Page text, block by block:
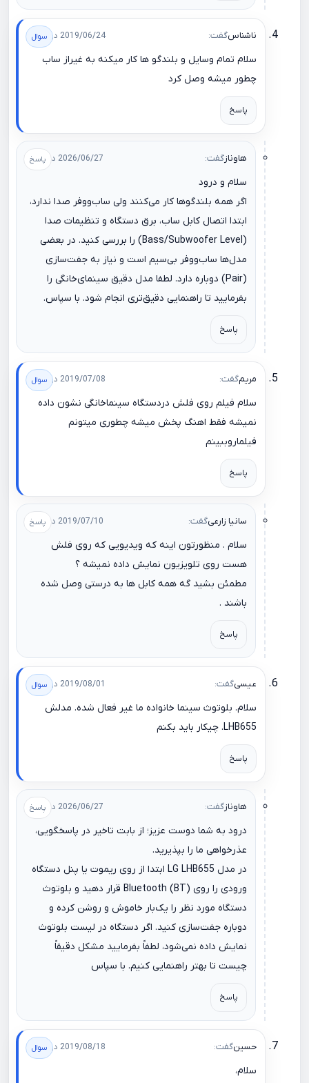
ناشناسگفت: 2019/06/24 در 13:41
سلام تمام وسايل و بلندگو ها كار ميكنه به غيراز ساب
چطور ميشه وصل كرد
پاسخ
هاونازگفت: 2026/06/27 در 13:11
سلام و درود
اگر همه بلندگوها کار می‌کنند ولی ساب‌ووفر صدا ندارد،
ابتدا اتصال کابل ساب، برق دستگاه و تنظیمات صدا
(Bass/Subwoofer Level) را بررسی کنید. در بعضی
مدل‌ها ساب‌ووفر بی‌سیم است و نیاز به جفت‌سازی
(Pair) دوباره دارد. لطفا مدل دقیق سینمای‌خانگی را
بفرمایید تا راهنمایی دقیق‌تری انجام شود. با سپاس.
پاسخ
مریمگفت: 2019/07/08 در 14:06
سلام فیلم روی فلش دردستگاه سینماخانگی نشون داده
نمیشه فقط اهنگ پخش میشه چطوری میتونم
فیلماروببینم
پاسخ
سانیا زارعیگفت: 2019/07/10 در 09:04
سلام . منظورتون اینه که ویدیویی که روی فلش
هست روی تلویزیون نمایش داده نمیشه ؟
مطمئن بشید گه همه کابل ها به درستی وصل شده
باشند .
پاسخ
عیسیگفت: 2019/08/01 در 09:45
سلام. بلوتوث سینما خانواده ما غیر فعال شده. مدلش
LHB655. چیکار باید بکنم
پاسخ
هاونازگفت: 2026/06/27 در 12:57
درود به شما دوست عزیز؛ از بابت تاخیر در پاسخگویی،
عذرخواهی ما را بپذیرید.
در مدل LG LHB655 ابتدا از روی ریموت یا پنل دستگاه
ورودی را روی Bluetooth (BT) قرار دهید و بلوتوث
دستگاه مورد نظر را یک‌بار خاموش و روشن کرده و
دوباره جفت‌سازی کنید. اگر دستگاه در لیست بلوتوث
نمایش داده نمی‌شود، لطفاً بفرمایید مشکل دقیقاً
چیست تا بهتر راهنمایی کنیم. با سپاس
پاسخ
حسینگفت: 2019/08/18 در 22:46
سلام،